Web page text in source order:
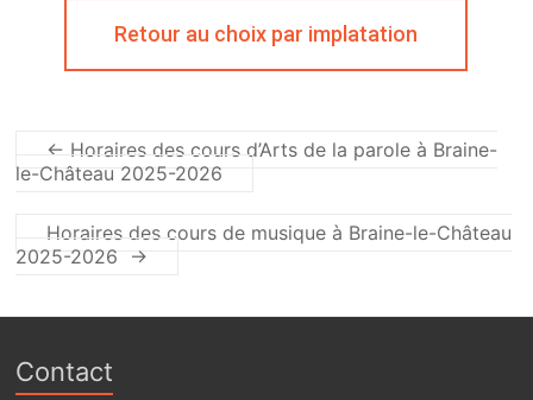
Retour au choix par implatation
← Horaires des cours d’Arts de la parole à Braine-
le-Château 2025-2026
Horaires des cours de musique à Braine-le-Château
2025-2026 →
Contact